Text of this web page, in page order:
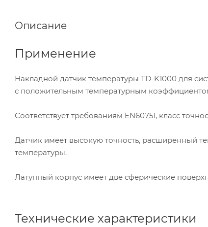
Описание
Применение
Накладной датчик температуры TD-K1000 для
с положительным температурным
Соответствует требованиям EN60751, класс
Датчик имеет высокую точность, расширенный
температуры.
Латунный корпус имеет две сферические
Технические характеристики